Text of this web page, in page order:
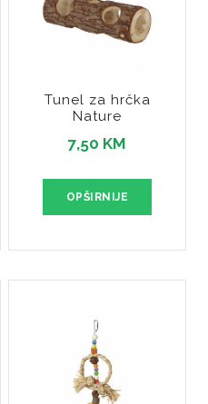
Tunel za hrčka
Nature
7,50 KM
OPŠIRNIJE